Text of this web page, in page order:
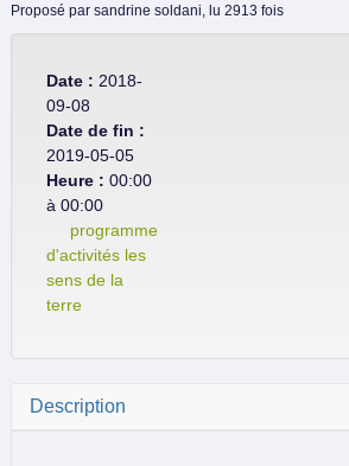
Proposé par sandrine soldani, lu 2913 fois
Date : 2018-
09-08
Date de fin :
2019-05-05
Heure : 00:00
à 00:00
programme
d'activités les
sens de la
terre
Description